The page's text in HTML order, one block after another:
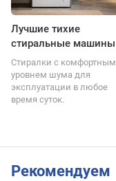
Лучшие тихие
стиральные машины
Стиралки с комфортным
уровнем шума для
эксплуатации в любое
время суток.
Рекомендуем